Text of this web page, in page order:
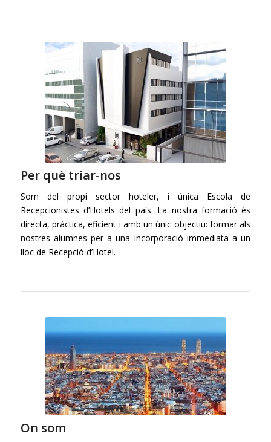
Per què triar-nos
Som del propi sector hoteler, i única Escola de
Recepcionistes d’Hotels del país. La nostra formació és
directa, pràctica, eficient i amb un únic objectiu: formar als
nostres alumnes per a una incorporació immediata a un
lloc de Recepció d’Hotel.
On som